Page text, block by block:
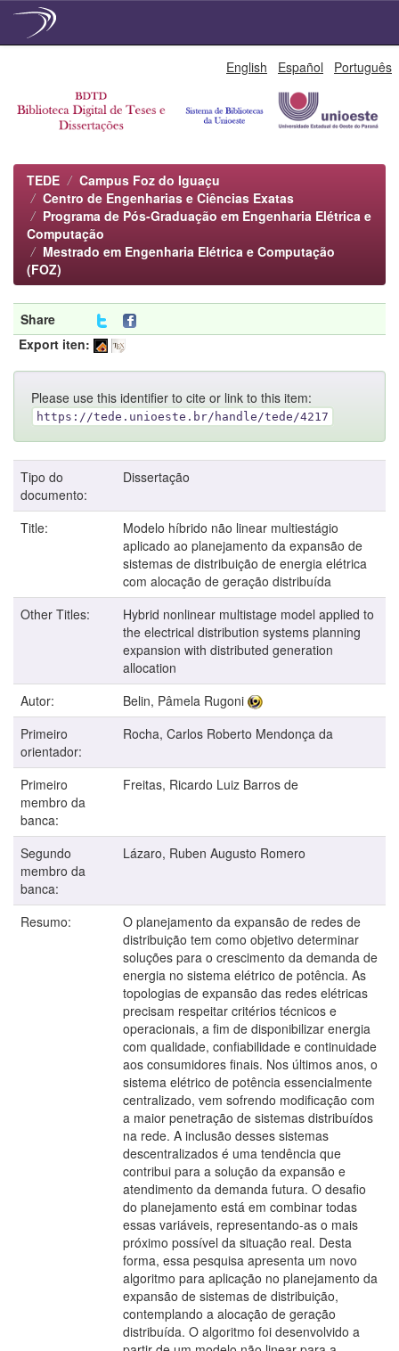
English Español Português
TEDE
Campus Foz do Iguaçu
Centro de Engenharias e Ciências Exatas
Programa de Pós-Graduação em Engenharia Elétrica e
Computação
Mestrado em Engenharia Elétrica e Computação
(FOZ)
Share
Export iten:
Please use this identifier to cite or link to this item:
https://tede.unioeste.br/handle/tede/4217
Tipo do
documento:
Dissertação
Title:
Modelo híbrido não linear multiestágio
aplicado ao planejamento da expansão de
sistemas de distribuição de energia elétrica
com alocação de geração distribuída
Other Titles:
Hybrid nonlinear multistage model applied to
the electrical distribution systems planning
expansion with distributed generation
allocation
Autor:
Belin, Pâmela Rugoni
Primeiro
orientador:
Rocha, Carlos Roberto Mendonça da
Primeiro
membro da
banca:
Freitas, Ricardo Luiz Barros de
Segundo
membro da
banca:
Lázaro, Ruben Augusto Romero
Resumo:
O planejamento da expansão de redes de
distribuição tem como objetivo determinar
soluções para o crescimento da demanda de
energia no sistema elétrico de potência. As
topologias de expansão das redes elétricas
precisam respeitar critérios técnicos e
operacionais, a fim de disponibilizar energia
com qualidade, confiabilidade e continuidade
aos consumidores finais. Nos últimos anos, o
sistema elétrico de potência essencialmente
centralizado, vem sofrendo modificação com
a maior penetração de sistemas distribuídos
na rede. A inclusão desses sistemas
descentralizados é uma tendência que
contribui para a solução da expansão e
atendimento da demanda futura. O desafio
do planejamento está em combinar todas
essas variáveis, representando-as o mais
próximo possível da situação real. Desta
forma, essa pesquisa apresenta um novo
algoritmo para aplicação no planejamento da
expansão de sistemas de distribuição,
contemplando a alocação de geração
distribuída. O algoritmo foi desenvolvido a